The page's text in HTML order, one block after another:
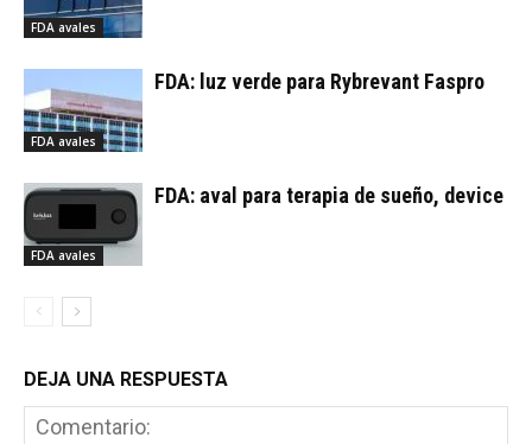
FDA avales
FDA avales
FDA: luz verde para Rybrevant Faspro
FDA avales
FDA: aval para terapia de sueño, device
DEJA UNA RESPUESTA